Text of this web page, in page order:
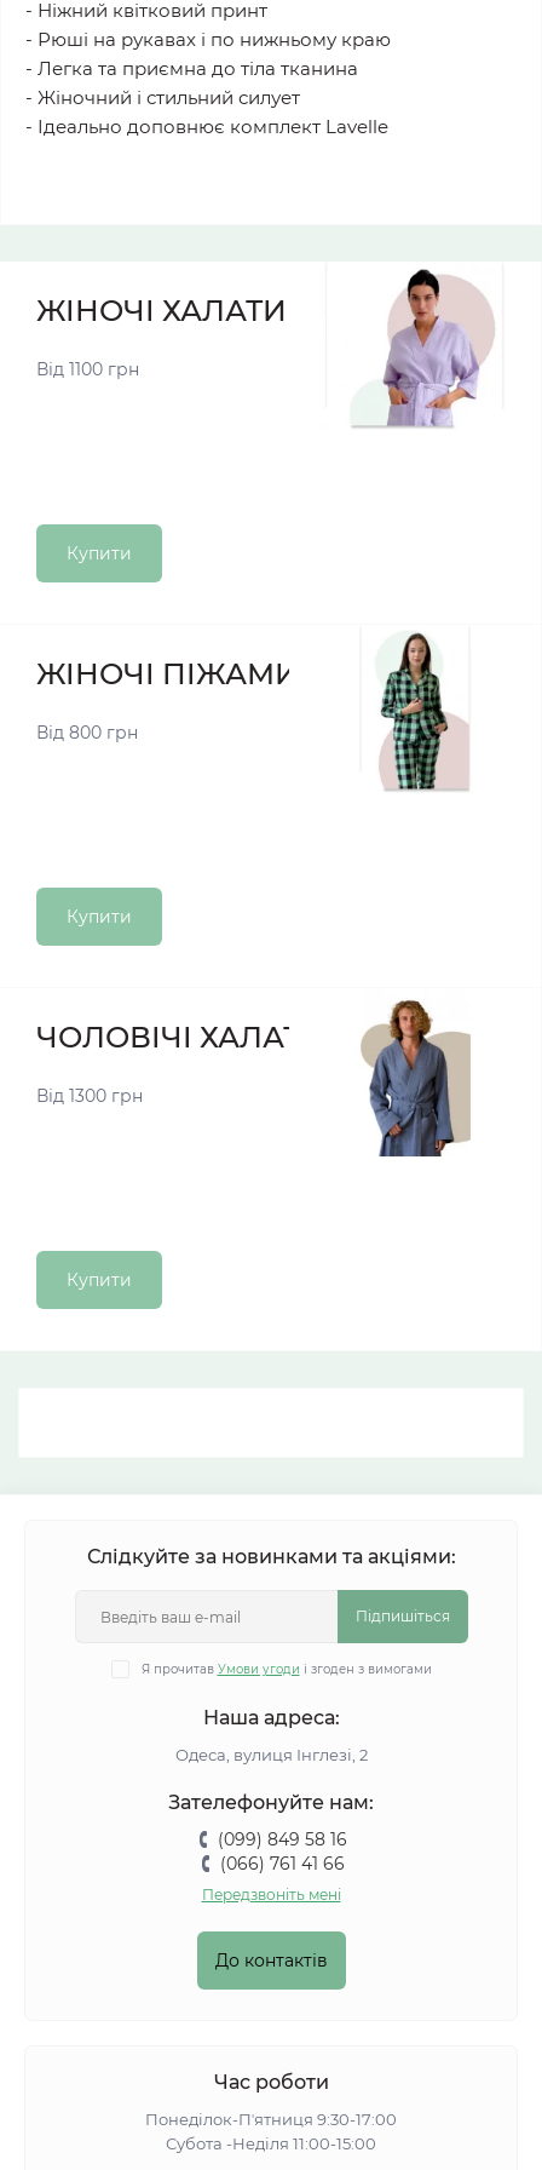
- Ніжний квітковий принт
- Рюші на рукавах і по нижньому краю
- Легка та приємна до тіла тканина
- Жіночний і стильний силует
- Ідеально доповнює комплект Lavelle
ЖІНОЧІ ХАЛАТИ
Від 1100 грн
Купити
ЖІНОЧІ ПІЖАМИ
Від 800 грн
Купити
ЧОЛОВІЧІ ХАЛАТИ
Від 1300 грн
Купити
Слідкуйте за новинками та акціями:
Підпишіться
Я прочитав Умови угоди і згоден з вимогами
Наша адреса:
Одеса, вулиця Інглезі, 2
Зателефонуйте нам:
(099) 849 58 16
(066) 761 41 66
Передзвоніть мені
До контактів
Час роботи
Понеділок-Пʼятниця 9:30-17:00
Субота -Неділя 11:00-15:00